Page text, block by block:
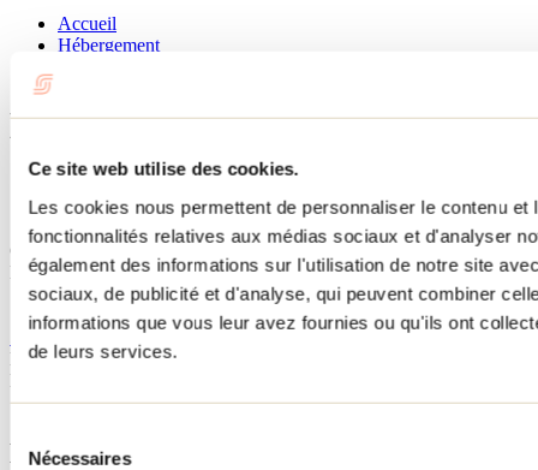
Ce site web utilise des cookies.
Les cookies nous permettent de personnaliser le contenu
fonctionnalités relatives aux médias sociaux et d'analyser
également des informations sur l'utilisation de notre site
sociaux, de publicité et d'analyse, qui peuvent combiner
informations que vous leur avez fournies ou qu'ils ont
de leurs services.
du Nécessaires
Accueil
Hébergement
LE FAISCEAU DES
CONSCIENCES
Saint-Côme
Chalets
LE FAISCEAU DES CONSCIENCES
110 rue du Boisé-Royal
Saint-Côme, QC J0K2B0
No d'enregistrement311704
Besoin d'information?
1 800 363-2788
Menu pied de page